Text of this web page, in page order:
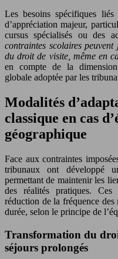
Les besoins spécifiques
d’appréciation majeur,
cursus spécialisés ou des
contraintes scolaires peuvent
du droit de visite, même en
en compte de la
globale adoptée par les
Modalités
classique en cas
géographique
Face aux contraintes
tribunaux ont développé
permettant de maintenir les
des réalités pratiques.
réduction de la fréquence
durée, selon le principe de
Transformation du
séjours prolongés